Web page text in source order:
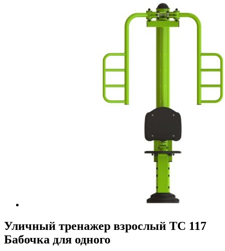
Уличный тренажер взрослый ТС 117
Бабочка для одного